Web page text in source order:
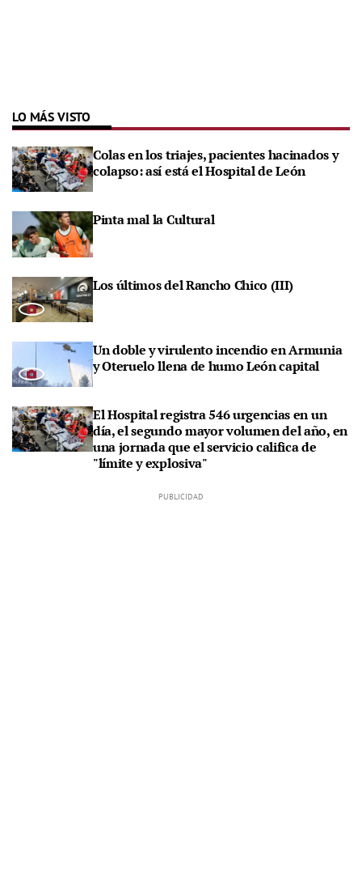
LO MÁS VISTO
Colas en los triajes, pacientes hacinados y
colapso: así está el Hospital de León
Pinta mal la Cultural
Los últimos del Rancho Chico (III)
Un doble y virulento incendio en Armunia
y Oteruelo llena de humo León capital
El Hospital registra 546 urgencias en un
día, el segundo mayor volumen del año, en
una jornada que el servicio califica de
"límite y explosiva"